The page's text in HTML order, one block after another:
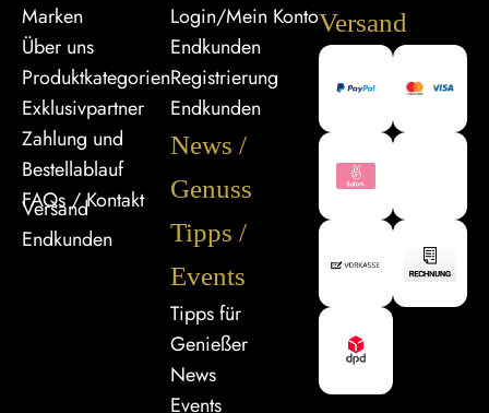
Marken
Über uns
Produktkategorien
Exklusivpartner
Zahlung und
Bestellablauf
FAQs / Kontakt
Versand
Endkunden
Login/Mein Konto
Endkunden
Registrierung
Endkunden
News /
Genuss
Tipps /
Events
Tipps für
Genießer
News
Events
Versand